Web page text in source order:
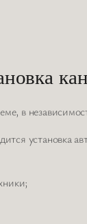
в
установка